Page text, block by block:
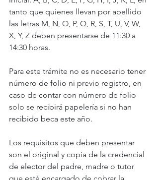
tanto que quienes llevan por apellido
las letras M, N, O, P, Q, R, S, T, U, V, W,
X, Y, Z deben presentarse de 11:30 a
14:30 horas.
Para este trámite no es necesario tener
número de folio ni previo registro, en
caso de contar con número de folio
solo se recibirá papelería si no han
recibido beca este año.
Los requisitos que deben presentar
son el original y copia de la credencial
de elector del padre, madre o tutor